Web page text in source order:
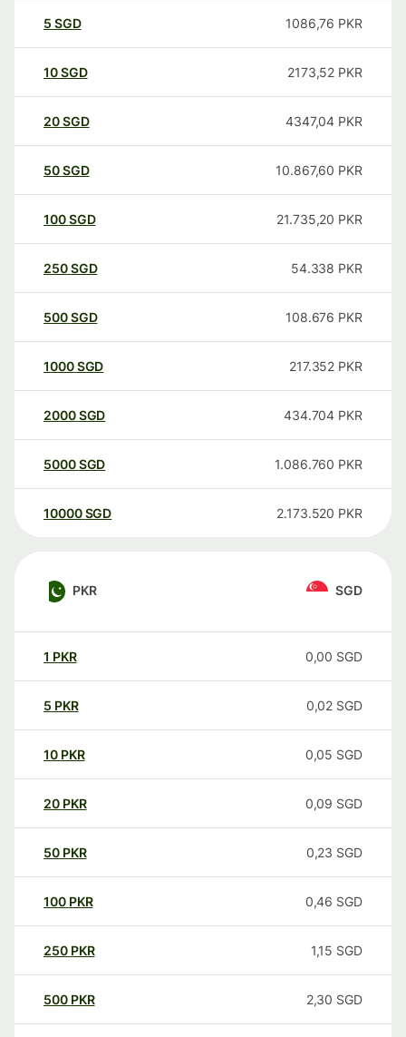
5 SGD 1086,76 PKR
10SGD 2173,52 PKR
20SGD 4347,04 PKR
50SGD 10.867,60 PKR
100SGD 21.735,20 PKR
250SGD 54.338 PKR
500SGD 108.676 PKR
1000SGD 217.352 PKR
2000SGD 434.704 PKR
5000SGD 1.086.760 PKR
10000 SGD 2.173.520 PKR
PKR SGD
1 PKR 0,00 SGD
5 PKR 0,02 SGD
10 PKR 0,05 SGD
20 PKR 0,09 SGD
50 PKR 0,23 SGD
100 PKR 0,46 SGD
250 PKR 1,15 SGD
500 PKR 2,30 SGD